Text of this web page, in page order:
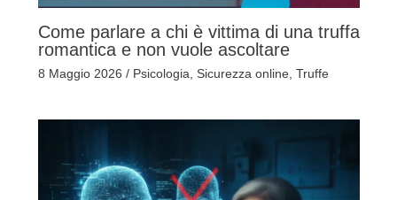
Come parlare a chi è vittima di una truffa
romantica e non vuole ascoltare
8 Maggio 2026 / Psicologia Sicurezza online, Truffe